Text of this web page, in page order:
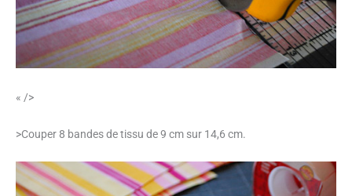
« />
>Couper 8 bandes de tissu de 9 cm sur 14,6 cm.